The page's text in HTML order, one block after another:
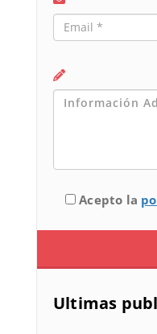
Acepto la
Ultimas